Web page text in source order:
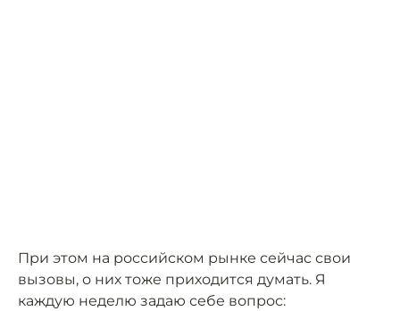
При этом на российском рынке сейчас свои
вызовы, о них тоже приходится думать. Я
каждую неделю задаю себе вопрос: